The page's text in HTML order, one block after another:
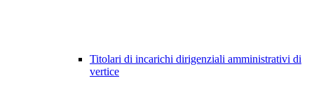
Titolari di incarichi dirigenziali amministrativi di
vertice